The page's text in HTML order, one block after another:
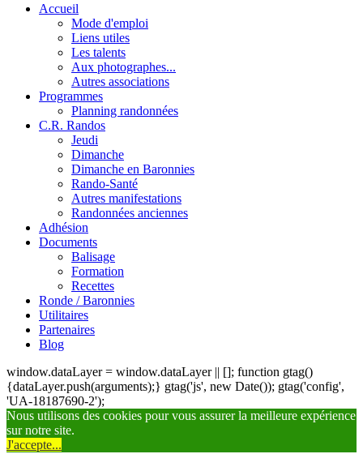
Accueil
Mode d'emploi
Liens utiles
Les talents
Aux photographes...
Autres associations
Programmes
Planning randonnées
C.R. Randos
Jeudi
Dimanche
Dimanche en Baronnies
Rando-Santé
Autres manifestations
Randonnées anciennes
Adhésion
Documents
Balisage
Formation
Recettes
Ronde / Baronnies
Utilitaires
Partenaires
Blog
window.dataLayer = window.dataLayer || []; function gtag()
{dataLayer.push(arguments);} gtag('js', new Date()); gtag('config',
'UA-18187690-2');
Nous utilisons des cookies pour vous assurer la meilleure expérience
sur notre site.
J'accepte...